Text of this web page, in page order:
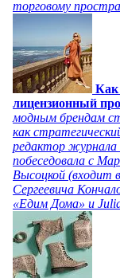
торговому
Как
лицензионный
модным брендам
как
редактор журнала
побеседовала с
Высоцкой (входит
Сергеевича
«Едим Дома» и